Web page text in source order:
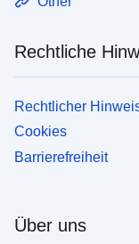
Rechtliche
Rechtlicher
Cookies
Barrierefreiheit
Über uns